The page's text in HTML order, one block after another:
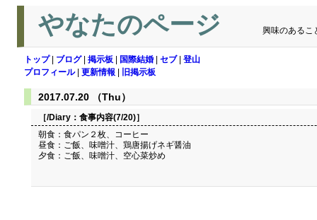
やなたのページ 興味のあるこ
トップ| ブログ| 掲示板 国際結婚 セブ| 登山
プロフィール| 更新情報 旧掲示板
2017.07.20 （Thu）
［/Diary： 食事内容(7/20)］
朝食：食パン２枚、コーヒー
昼食：ご飯、味噌汁、鶏唐揚げネギ醤油
夕食：ご飯、味噌汁、空心菜炒め